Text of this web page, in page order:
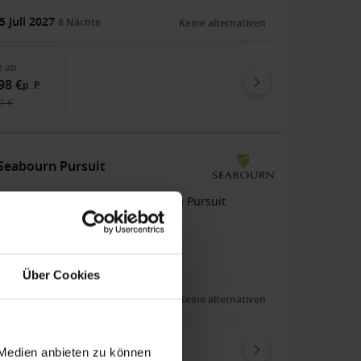
Über Cookies
anbieten zu können
Juli 2027 8 Nächte Keine alternativen
ab
€p. P.
€
Pursuit
Seabourn Pursuit
Trinkgelder
299 € Bordguthaben
Mai 2028 10Nächte Keine alternativen
ab